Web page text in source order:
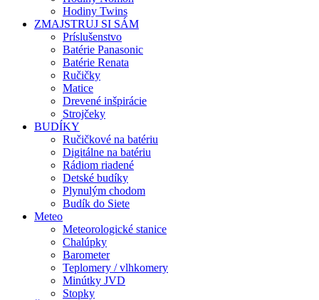
Hodiny Twins
ZMAJSTRUJ SI SÁM
Príslušenstvo
Batérie Panasonic
Batérie Renata
Ručičky
Matice
Drevené inšpirácie
Strojčeky
BUDÍKY
Ručičkové na batériu
Digitálne na batériu
Rádiom riadené
Detské budíky
Plynulým chodom
Budík do Siete
Meteo
Meteorologické stanice
Chalúpky
Barometer
Teplomery / vlhkomery
Minútky JVD
Stopky